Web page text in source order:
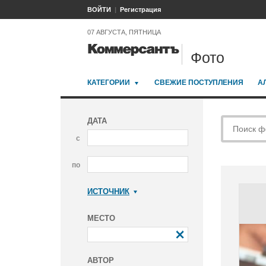
ВОЙТИ Регистрация
07 АВГУСТА, ПЯТНИЦА
Фото
КАТЕГОРИИ СВЕЖИЕ ПОСТУПЛЕНИЯ
ДАТА
с
по
ИСТОЧНИК
МЕСТО
АВТОР